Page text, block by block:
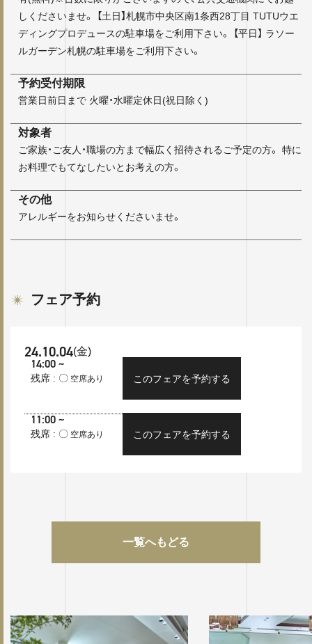
しくださいませ。 【土日】札幌市中央区南1条西28丁目 TUTUウエ
ディングプロデュースの駐車場をご利用下さい。 【平日】 ラソー
ルガーデン札幌の駐車場をご利用下さい。
予約受付期限
営業日前日まで 火曜・水曜定休日(祝日除く)
対象者
ご家族・ご友人・職場の方まで幅広く招待されるご予定の方。 特に
お料理でもてなしたいとお考えの方。
その他
アレルギーをお知らせくださいませ。
フェア予約
24.10.04(金)
14:00 ~
残席 : 〇空席あり このフェアを予約する
11:00 ~
残席 : 〇空席あり このフェアを予約する
一覧へもどる